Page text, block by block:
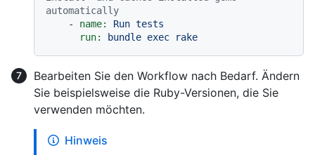
automatically
-
name: Run tests
run:
bundle exec rake
Bearbeiten Sie den Workflow nach Bedarf. Ändern
Sie beispielsweise die Ruby-Versionen, die Sie
verwenden möchten.
Hinweis